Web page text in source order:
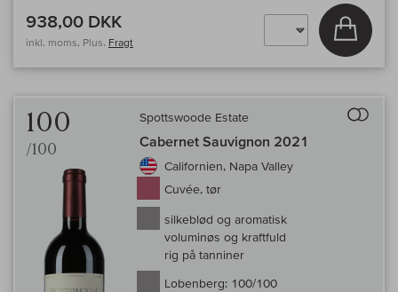
938,00 DKK
inkl. moms, Plus. Fragt
Læg i
100
/100
Spottswoode Estate
Cabernet Sauvignon 2021
Californien, Napa Valley
Cuvée, tør
silkeblød og aromatisk
voluminøs og kraftfuld
rig på tanniner
Lobenberg: 100/100